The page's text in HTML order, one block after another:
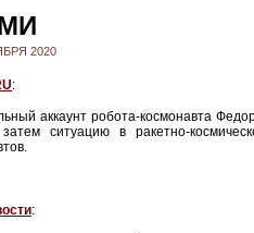
2020
:
аккаунт робота-космонавта
ситуацию в ракетно-
: